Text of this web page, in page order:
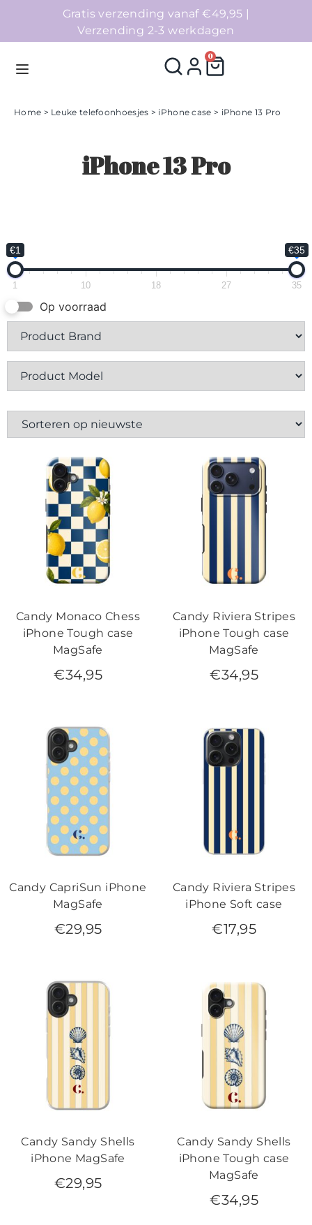
Gratis verzending vanaf €49,95 |
Verzending 2-3 werkdagen
0
Telefoonhoesjes
Sale
Contact
Home > Leuke telefoonhoesjes > iPhone case > iPhone 13 Pro
iPhone 13 Pro
€1 €35
1 10 18 27 35
Op voorraad
Candy Monaco Chess
iPhone Tough case
MagSafe
€34,95
Candy Riviera Stripes
iPhone Tough case
MagSafe
€34,95
Candy CapriSun iPhone
MagSafe
€29,95
Candy Riviera Stripes
iPhone Soft case
€17,95
Candy Sandy Shells
iPhone MagSafe
€29,95
Candy Sandy Shells
iPhone Tough case
MagSafe
€34,95